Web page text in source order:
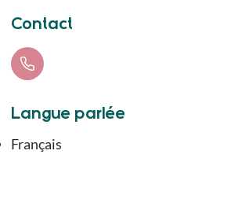
Contact
Langue parlée
Français